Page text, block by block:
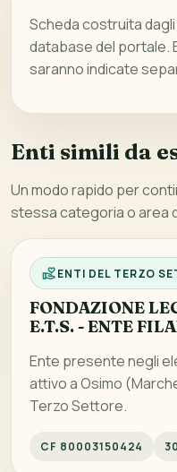
Scheda costruita
database del portale.
saranno indicate
Enti simili da
Un modo rapido per
stessa categoria o area
ENTI DEL TERZO
FONDAZIONE
E.T.S. - ENTE
Ente presente negli
attivo a Osimo
Terzo Settore.
CF 80003150424